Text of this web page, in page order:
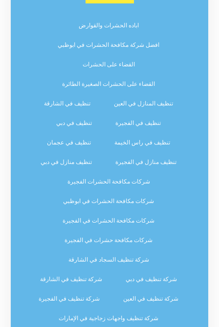
اباده الحشرات والقوارض
افضل شركة مكافحة الحشرات في ابوظبي
القضاء على الحشرات
القضاء على الحشرات الصغيرة الطائرة
تنظيف المنازل في العين تنظيف في الشارقة
تنظيف في الفجيرة تنظيف في دبي
تنظيف في راس الخيمة تنظيف في عجمان
تنظيف منازل في الفجيرة تنظيف منازل في دبي
شركات مكافحة الحشرات الفجيرة
شركات مكافحة الحشرات في ابوظبي
شركات مكافحة الحشرات في الفجيرة
شركات مكافحة حشرات في الفجيرة
شركة تنظيف السجاد في الشارقة
شركة تنظيف في دبي شركة تنظيف في الشارقة
شركة تنظيف في العين شركة تنظيف في الفجيرة
شركة تنظيف واجهات زجاجية في الإمارات